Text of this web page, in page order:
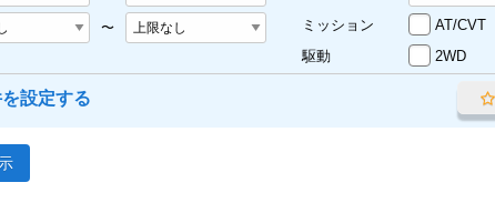
〜 ミッション AT/CVT
駆動
2WD
設定する